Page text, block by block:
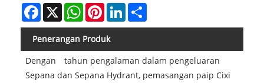
Facebook
X WhatsAppPinterestLinkedIn
Penerangan Produk
Dengan tahun pengalaman dalam pengeluaran
Sepana dan Sepana Hydrant, pemasangan paip Cixi